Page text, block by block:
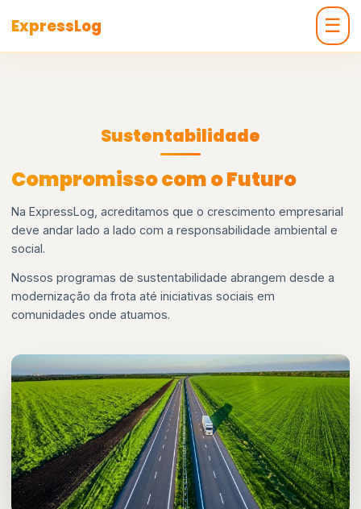
ExpressLog ☰
Sustentabilidade
Compromisso com o Futuro
Na ExpressLog, acreditamos que o crescimento empresarial
deve andar lado a lado com a responsabilidade ambiental e
social.
Nossos programas de sustentabilidade abrangem desde a
modernização da frota até iniciativas sociais em
comunidades onde atuamos.